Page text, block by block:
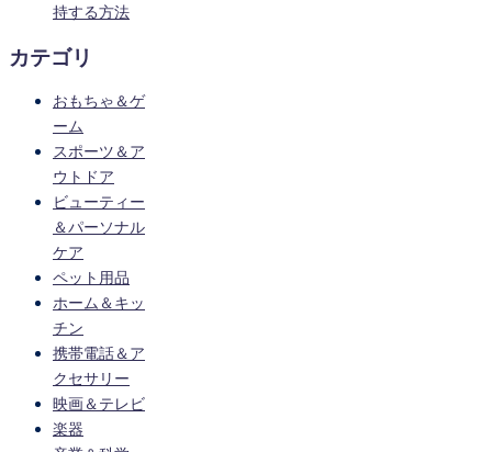
持する方法
カテゴリ
おもちゃ＆ゲ
ーム
スポーツ＆ア
ウトドア
ビューティー
＆パーソナル
ケア
ペット用品
ホーム＆キッ
チン
携帯電話＆ア
クセサリー
映画＆テレビ
楽器